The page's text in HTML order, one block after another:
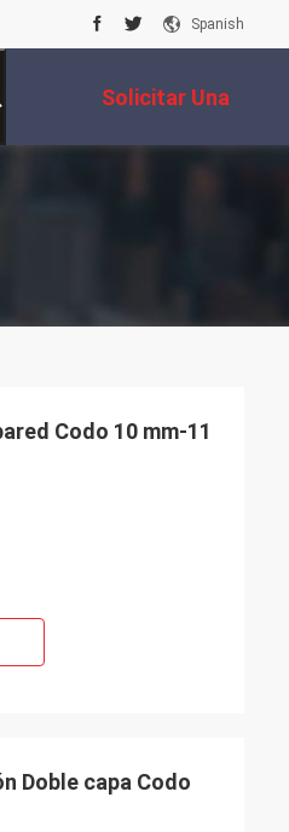
Spanish
Solicitar Una
Cotización
Codo 10 mm-11
Doble capa Codo